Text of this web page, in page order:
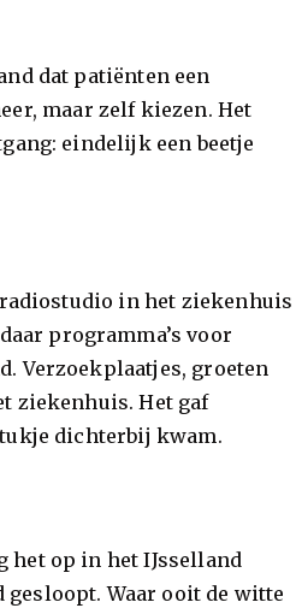
dat patiënten een
maar zelf kiezen. Het
eindelijk een beetje
in het ziekenhuis
programma’s voor
Verzoekplaatjes, groeten
ziekenhuis. Het gaf
dichterbij kwam.
het op in het IJsselland
gesloopt. Waar ooit de witte